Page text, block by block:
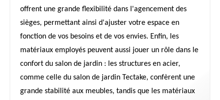
offrent une grande flexibilité dans l'agencement des
sièges, permettant ainsi d'ajuster votre espace en
fonction de vos besoins et de vos envies. Enfin, les
matériaux employés peuvent aussi jouer un rôle dans le
confort du salon de jardin : les structures en acier,
comme celle du salon de jardin Tectake, confèrent une
grande stabilité aux meubles, tandis que les matériaux